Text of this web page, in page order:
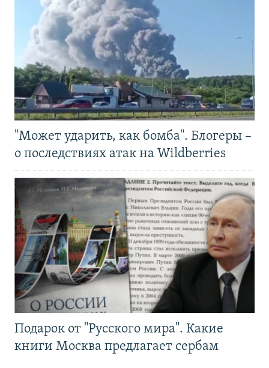
"Может ударить, как бомба". Блогеры –
о последствиях атак на Wildberries
Подарок от "Русского мира". Какие
книги Москва предлагает сербам